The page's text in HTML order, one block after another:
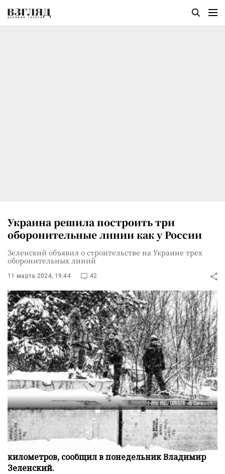
Украина решила построить три
оборонительные линии как у России
Зеленский объявил о строительстве на Украине трех
оборонительных линий
11 марта 2024, 19:44 42
Фото: REUTERS/Gleb Garanich
Украина начала строительство трех линий
фортификационных сооружений, новых
оборонных рубежей протяженностью 2 тыс.
километров, сообщил в понедельник Владимир
Зеленский.